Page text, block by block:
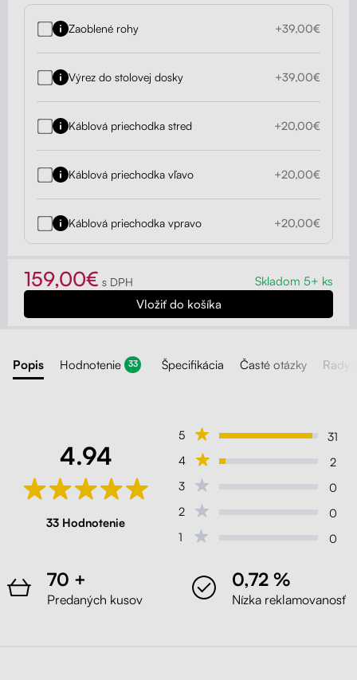
Zaoblené rohy +39,00€
Výrez do stolovej dosky +39,00€
Káblová priechodka stred +20,00€
Káblová priechodka vľavo +20,00€
Káblová priechodka vpravo +20,00€
159,00€ s DPH Skladom 5+ ks
Popis Hodnotenie 33 Špecifikácia Časté otázky Rady
4.94
33 Hodnotenie
5
31
4
2
3
0
2
0
1
0
70 +
Predaných kusov
0,72 %
Nízka reklamovanosť